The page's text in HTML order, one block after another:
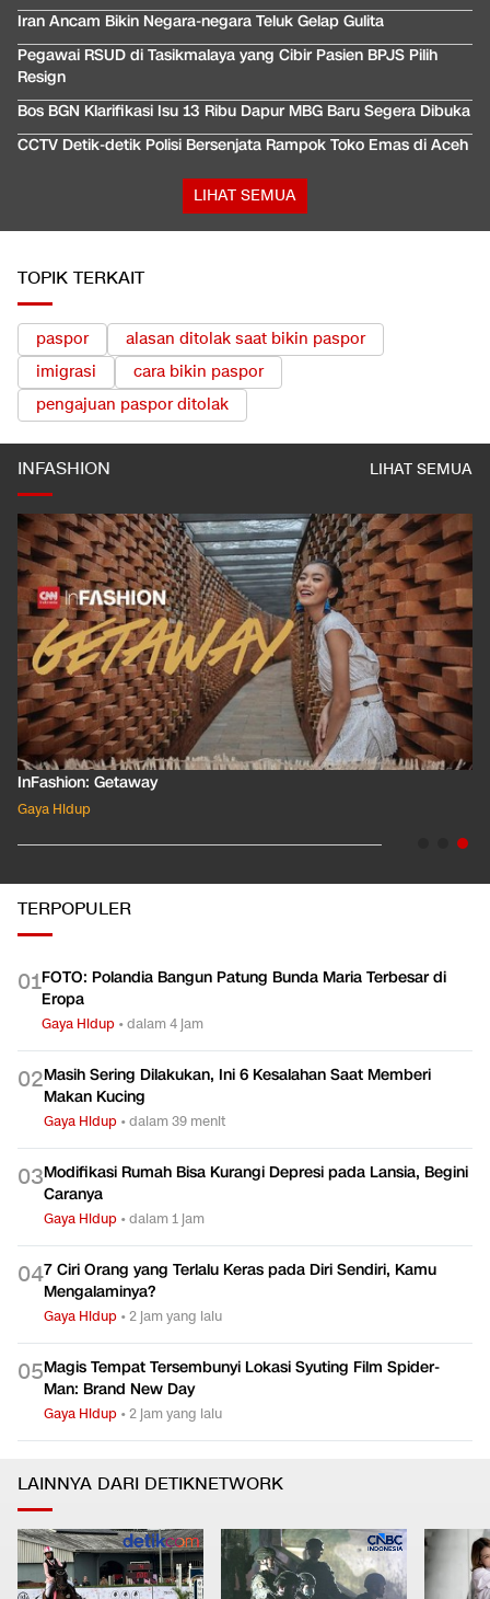
Iran Ancam Bikin Negara-negara Teluk Gelap Gulita
Pegawai RSUD di Tasikmalaya yang Cibir Pasien BPJS Pilih
Resign
Bos BGN Klarifikasi Isu 13 Ribu Dapur MBG Baru Segera Dibuka
CCTV Detik-detik Polisi Bersenjata Rampok Toko Emas di Aceh
LIHAT SEMUA
TOPIK TERKAIT
paspor
alasan ditolak saat bikin paspor
imigrasi
cara bikin paspor
pengajuan paspor ditolak
INFASHION LIHAT SEMUA
InFashion: Masking the Ox
Gaya Hidup
TERPOPULER
01FOTO: Polandia Bangun Patung Bunda Maria Terbesar di
Eropa
Gaya Hidup •dalam 4 jam
02Masih Sering Dilakukan, Ini 6 Kesalahan Saat Memberi
Makan Kucing
Gaya Hidup •dalam 39 menit
03Modifikasi Rumah Bisa Kurangi Depresi pada Lansia, Begini
Caranya
Gaya Hidup •dalam 1 jam
047 Ciri Orang yang Terlalu Keras pada Diri Sendiri, Kamu
Mengalaminya?
Gaya Hidup •2 jam yang lalu
05Magis Tempat Tersembunyi Lokasi Syuting Film Spider-
Man: Brand New Day
Gaya Hidup •2 jam yang lalu
LAINNYA DARI DETIKNETWORK